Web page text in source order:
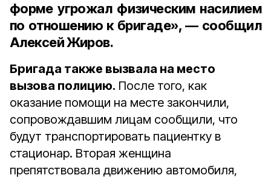
форме угрожал физическим насилием
по отношению к бригаде», — сообщил
Алексей Жиров.
Бригада также вызвала на место
вызова полицию. После того, как
оказание помощи на месте закончили,
сопровождавшим лицам сообщили, что
будут транспортировать пациентку в
стационар. Вторая женщина
препятствовала движению автомобиля,